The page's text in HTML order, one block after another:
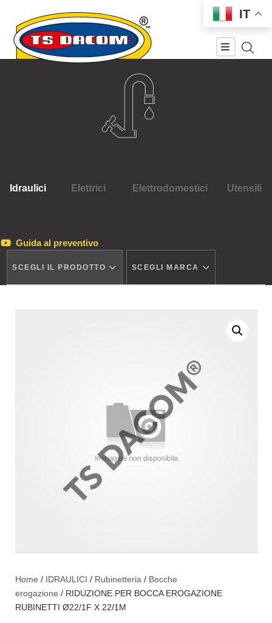
Idraulici Elettrici Elettrodomestici Utensili
Guida al preventivo
SCEGLI IL PRODOTTO SCEGLI MARCA
Home / IDRAULICI / Rubinetteria / Bocche
erogazione / RIDUZIONE PER BOCCA EROGAZIONE
RUBINETTI Ø22/1F X 22/1M
IT